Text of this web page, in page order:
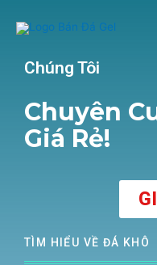
Chúng Tôi
Chuyên
Giá Rẻ!
TÌM HIỂU VỀ ĐÁ KHÔ